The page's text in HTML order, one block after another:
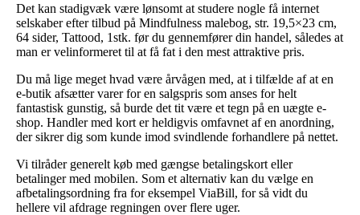
Det kan stadigvæk være lønsomt at studere nogle få internet
selskaber efter tilbud på Mindfulness malebog, str. 19,5×23 cm,
64 sider, Tattood, 1stk. før du gennemfører din handel, således at
man er velinformeret til at få fat i den mest attraktive pris.
Du må lige meget hvad være årvågen med, at i tilfælde af at en
e-butik afsætter varer for en salgspris som anses for helt
fantastisk gunstig, så burde det tit være et tegn på en uægte e-
shop. Handler med kort er heldigvis omfavnet af en anordning,
der sikrer dig som kunde imod svindlende forhandlere på nettet.
Vi tilråder generelt køb med gængse betalingskort eller
betalinger med mobilen. Som et alternativ kan du vælge en
afbetalingsordning fra for eksempel ViaBill, for så vidt du
hellere vil afdrage regningen over flere uger.